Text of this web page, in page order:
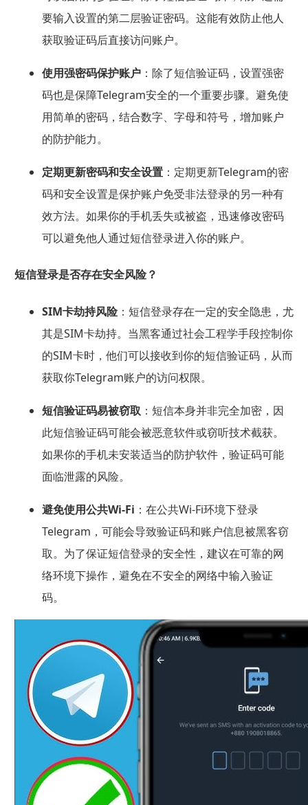
要输入设置的第二层验证密码。这能有效防止他人
获取验证码后直接访问账户。
使用强密码保护账户：除了短信验证码，设置强密
码也是保障Telegram安全的一个重要步骤。避免使
用简单的密码，结合数字、字母和符号，增加账户
的防护能力。
定期更新密码和安全设置：定期更新Telegram的密
码和安全设置是保护账户免受非法登录的另一种有
效方法。如果你的手机丢失或被盗，迅速修改密码
可以避免他人通过短信登录进入你的账户。
短信登录是否存在安全风险？
SIM卡劫持风险：短信登录存在一定的安全隐患，尤
其是SIM卡劫持。当黑客通过社会工程学手段控制你
的SIM卡时，他们可以接收到你的短信验证码，从而
获取你Telegram账户的访问权限。
短信验证码易被窃取 ：短信本身并非完全加密，因
此短信验证码可能会被恶意软件或窃听技术截获。
如果你的手机未安装适当的防护软件，验证码可能
面临泄露的风险。
避免使用公共Wi-Fi ：在公共Wi-Fi环境下登录
Telegram，可能会导致验证码和账户信息被黑客窃
取。为了保证短信登录的安全性，建议在可靠的网
络环境下操作，避免在不安全的网络中输入验证
码。